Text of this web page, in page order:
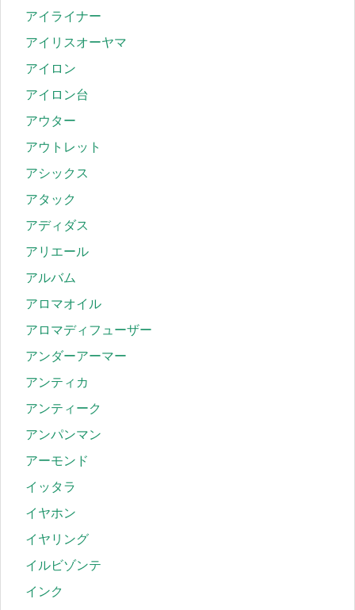
アイライナー
アイリスオーヤマ
アイロン
アイロン台
アウター
アウトレット
アシックス
アタック
アディダス
アリエール
アルバム
アロマオイル
アロマディフューザー
アンダーアーマー
アンティカ
アンティーク
アンパンマン
アーモンド
イッタラ
イヤホン
イヤリング
イルビゾンテ
インク